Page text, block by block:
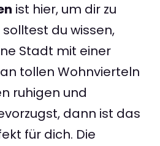
ist hier, um dir zu
du wissen,
Stadt mit einer
tollen Wohnvierteln
ruhigen und
dann ist das
für dich. Die